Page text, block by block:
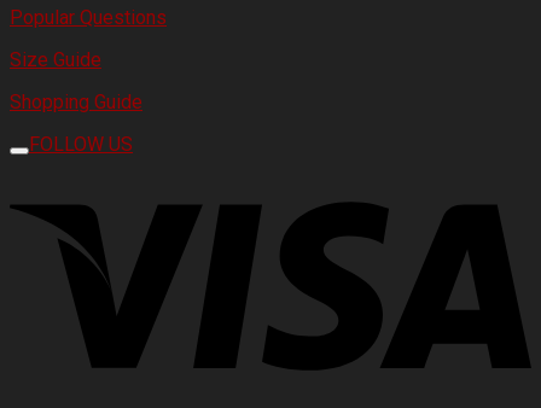
Popular Questions
Size Guide
Shopping Guide
FOLLOW US